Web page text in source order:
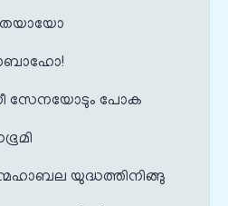
സേനയോടും പോക
യുദ്ധത്തിനിങ്ങു